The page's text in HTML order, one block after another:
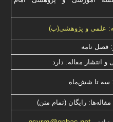
علمی و پژوهشی(ب)
فصل نامه
و انتشار مقاله: دارد
سه تا شش‌ماه
رایگان (تمام متن)